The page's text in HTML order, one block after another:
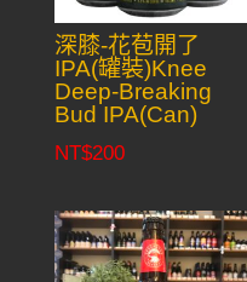
深膝-花苞開了
IPA(罐裝)Knee
Deep-Breaking
Bud IPA(Can)
NT$200